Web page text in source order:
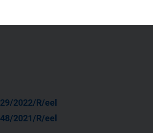
2022/R/eel
2021/R/eel